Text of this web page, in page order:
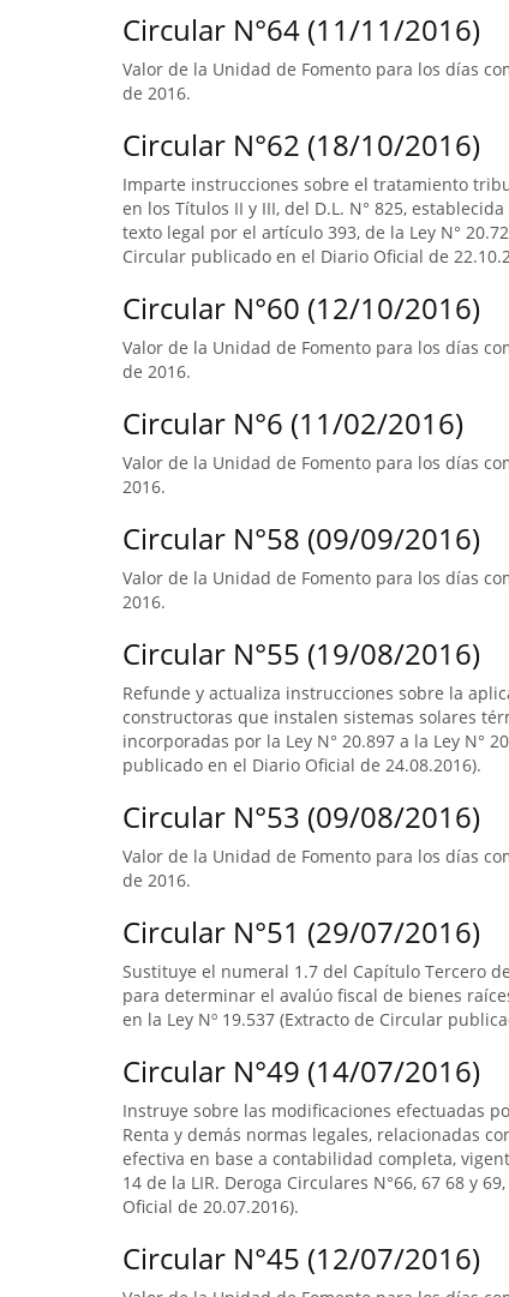
Circular N°64 (11/11/2016)
Valor de la Unidad de Fomento para los días
de 2016.
Circular N°62 (18/10/2016)
Imparte instrucciones sobre el tratamiento
en los Títulos II y III, del D.L. N° 825,
texto legal por el artículo 393, de la Ley N°
Circular publicado en el Diario Oficial de
Circular N°60 (12/10/2016)
Valor de la Unidad de Fomento para los días
de 2016.
Circular N°6 (11/02/2016)
Valor de la Unidad de Fomento para los días
2016.
Circular N°58 (09/09/2016)
Valor de la Unidad de Fomento para los días
2016.
Circular N°55 (19/08/2016)
Refunde y actualiza instrucciones sobre la
constructoras que instalen sistemas solares
incorporadas por la Ley N° 20.897 a la Ley N°
publicado en el Diario Oficial de 24.08.2016).
Circular N°53 (09/08/2016)
Valor de la Unidad de Fomento para los días
de 2016.
Circular N°51 (29/07/2016)
Sustituye el numeral 1.7 del Capítulo Tercero
para determinar el avalúo fiscal de bienes
en la Ley Nº 19.537 (Extracto de Circular
Circular N°49 (14/07/2016)
Instruye sobre las modificaciones efectuadas
Renta y demás normas legales, relacionadas
efectiva en base a contabilidad completa,
14 de la LIR. Deroga Circulares N°66, 67 68 y
Oficial de 20.07.2016).
Circular N°45 (12/07/2016)